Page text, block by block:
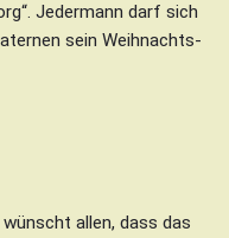
Jedermann darf sich
sein Weihnachts-
allen, dass das